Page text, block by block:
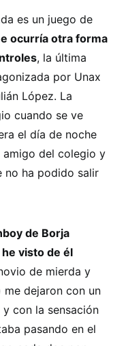
es un juego de
ocurría otra forma
, la última
por Unax
López. La
cuando se ve
el día de noche
amigo del colegio y
no ha podido salir
de Borja
visto de él
de mierda y
me dejaron con un
con la sensación
pasando en el